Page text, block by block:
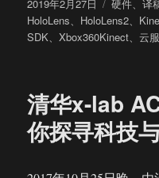
布
于
2019年2月27日
类
硬件、译
HoloLens、 HoloLens2、
SDK、Xbox360Kinect、云
清华x-lab
你探寻科技